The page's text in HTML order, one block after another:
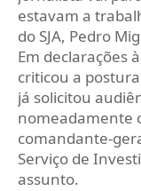
estavam a
do SJA, Pedro
Em declarações
criticou a
já solicitou
nomeadamente
comandante-
Serviço de
assunto.